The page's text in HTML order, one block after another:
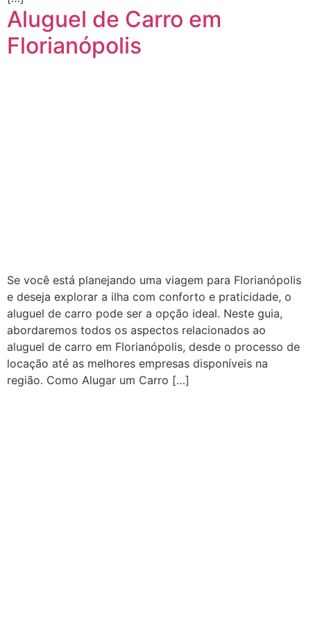
Aluguel de Carro em
Florianópolis
Se você está planejando uma viagem para Florianópolis
e deseja explorar a ilha com conforto e praticidade, o
aluguel de carro pode ser a opção ideal. Neste guia,
abordaremos todos os aspectos relacionados ao
aluguel de carro em Florianópolis, desde o processo de
locação até as melhores empresas disponíveis na
região. Como Alugar um Carro […]